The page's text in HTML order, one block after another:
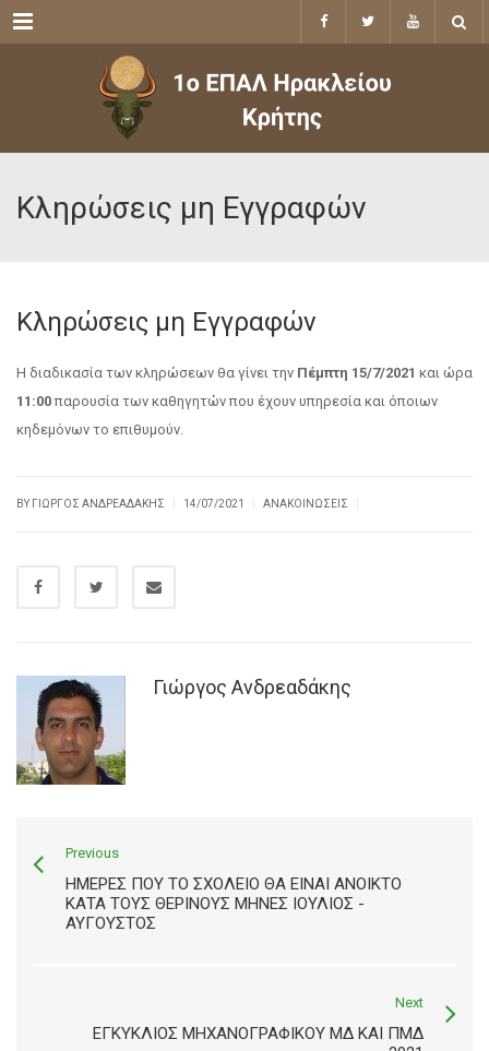
Menu
Κληρώσεις μη Εγγραφών
Κληρώσεις μη Εγγραφών
Η διαδικασία των κληρώσεων θα γίνει την Πέμπτη 15/7/2021 και ώρα
11:00παρουσία των καθηγητών που έχουν υπηρεσία και όποιων
κηδεμόνων το επιθυμούν.
BY ΓΙΏΡΓΟΣ ΑΝΔΡΕΑΔΆΚΗΣ 14/07/2021 ΑΝΑΚΟΙΝΏΣΕΙΣ
Γιώργος Ανδρεαδάκης
Previous
ΗΜΈΡΕΣ ΠΟΥ ΤΟ ΣΧΟΛΕΊΟ ΘΑ ΕΊΝΑΙ ΑΝΟΙΚΤΌ
ΚΑΤΑ ΤΟΥΣ ΘΕΡΙΝΟΎΣ ΜΉΝΕΣ ΙΟΥΛΊΟΣ -
ΑΥΓΟΥΣΤΟΣ
Next
ΕΓΚΥΚΛΙΟΣ ΜΗΧΑΝΟΓΡΑΦΙΚΟΥ ΜΔ ΚΑΙ ΠΜΔ